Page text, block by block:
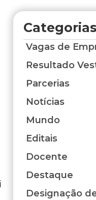
Categorias
Vagas de
Resultado
Parcerias
Notícias
Mundo
Editais
Docente
Destaque
Designação